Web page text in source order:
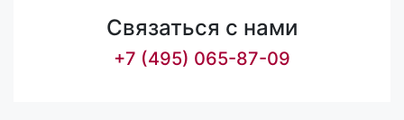
Связаться с нами
+7 (495) 065-87-09